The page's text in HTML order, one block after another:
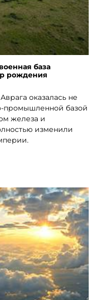
база
рождения
оказалась не
промышленной базой
железа и
изменили